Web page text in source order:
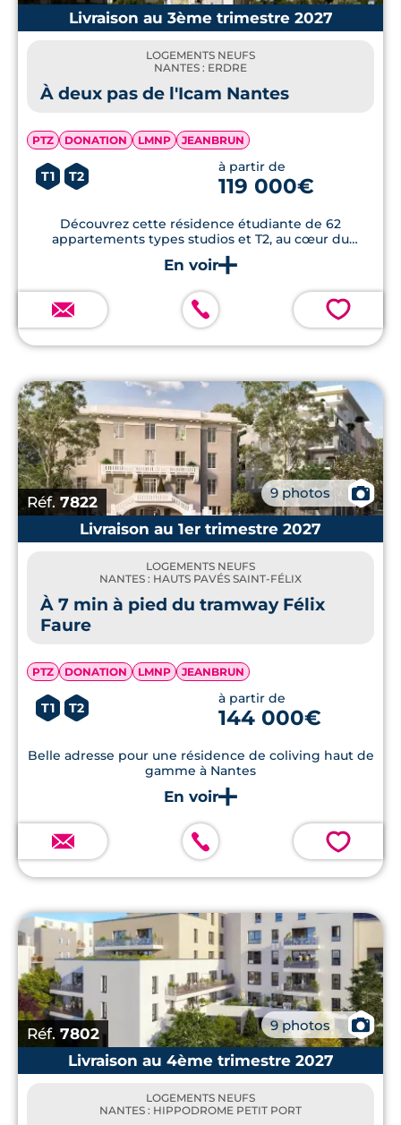
Livraison au 3ème trimestre 2027
LOGEMENTS NEUFS
NANTES : ERDRE
À deux pas de l'Icam Nantes
PTZ DONATION LMNP JEANBRUN
T1 T2
à partir de
119 000€
Découvrez cette résidence étudiante de 62
appartements types studios et T2, au cœur du
campus de la Chantrerie.
💗
Réf. 7822 9 photos
📷
Livraison au 1er trimestre 2027
LOGEMENTS NEUFS
NANTES : HAUTS PAVÉS SAINT-FÉLIX
À 7 min à pied du tramway Félix
Faure
PTZ DONATION LMNP JEANBRUN
T1 T2
à partir de
144 000€
Belle adresse pour une résidence de coliving haut de
gamme à Nantes
💗
Réf. 7802 9 photos
📷
Livraison au 4ème trimestre 2027
LOGEMENTS NEUFS
NANTES : HIPPODROME PETIT PORT